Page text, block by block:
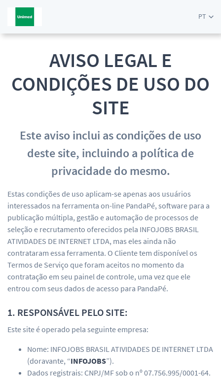
PT
AVISO LEGAL E
CONDIÇÕES DE USO DO
SITE
Este aviso inclui as condições de uso
deste site, incluindo a política de
privacidade do mesmo.
Estas condições de uso aplicam-se apenas aos usuários
interessados na ferramenta on-line PandaPé, software para a
publicação múltipla, gestão e automação de processos de
seleção e recrutamento oferecidos pela INFOJOBS BRASIL
ATIVIDADES DE INTERNET LTDA, mas eles ainda não
contrataram essa ferramenta. O Cliente tem disponível os
Termos de Serviço que foram aceitos no momento da
contratação em seu painel de controle, uma vez que ele
entrou com seus dados de acesso para PandaPé.
1. RESPONSÁVEL PELO SITE:
Este site é operado pela seguinte empresa:
Nome: INFOJOBS BRASIL ATIVIDADES DE INTERNET LTDA
(doravante, “INFOJOBS”).
Dados registrais: CNPJ/MF sob o nº 07.756.995/0001-64.